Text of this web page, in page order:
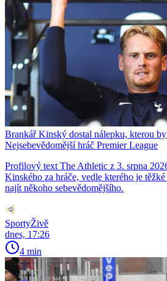
Brankář Kinský dostal nálepku, kterou
Nejsebevědomější hráč Premier League
Profilový text The Athletic z 3. srpna
Kinského za hráče, vedle kterého je
najít někoho sebevědomějšího.
SportyŽivě
dnes, 17:26
4 min